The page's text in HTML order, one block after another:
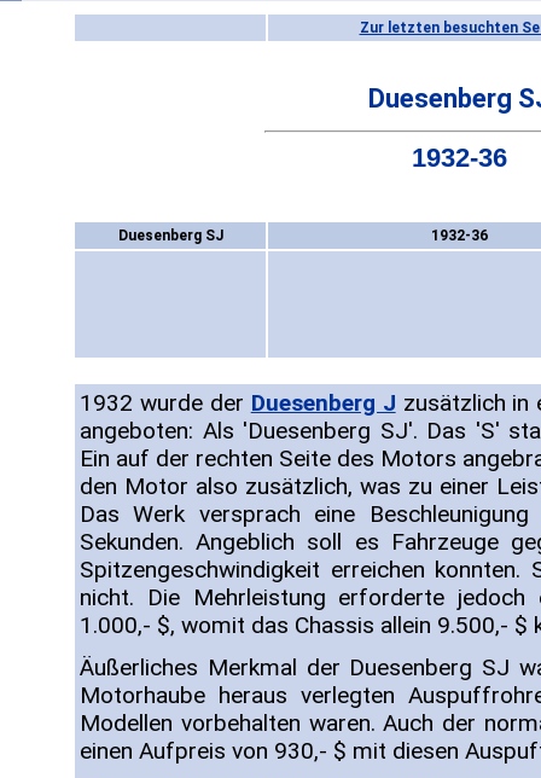
Zur letzten besuchten
Duesenberg
1932-36
Duesenberg SJ 1932-36
1932 wurde der Duesenberg J zusätzlich in
angeboten: Als 'Duesenberg SJ'. Das 'S'
Ein auf der rechten Seite des Motors
den Motor also zusätzlich, was zu einer
Das Werk versprach eine
Sekunden. Angeblich soll es Fahrzeuge
Spitzengeschwindigkeit erreichen konnten.
nicht. Die Mehrleistung erforderte
1.000,- $, womit das Chassis allein 9.500,- $
Äußerliches Merkmal der Duesenberg SJ
Motorhaube heraus verlegten
Modellen vorbehalten waren. Auch der
einen Aufpreis von 930,- $ mit diesen